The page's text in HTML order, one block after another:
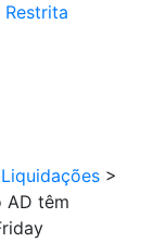
Restrita
Liquidações >
AD têm